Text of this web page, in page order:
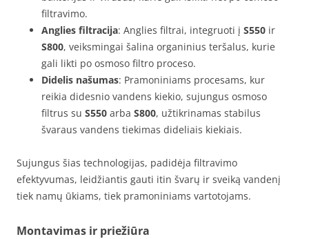
filtravimo.
Anglies filtracija: Anglies filtrai, integruoti į S550 ir
S800, veiksmingai šalina organinius teršalus, kurie
gali likti po osmoso filtro proceso.
Didelis našumas: Pramoniniams procesams, kur
reikia didesnio vandens kiekio, sujungus osmoso
filtrus su S550 arba S800, užtikrinamas stabilus
švaraus vandens tiekimas dideliais kiekiais.
Sujungus šias technologijas, padidėja filtravimo
efektyvumas, leidžiantis gauti itin švarų ir sveiką vandenį
tiek namų ūkiams, tiek pramoniniams vartotojams.
Montavimas ir priežiūra